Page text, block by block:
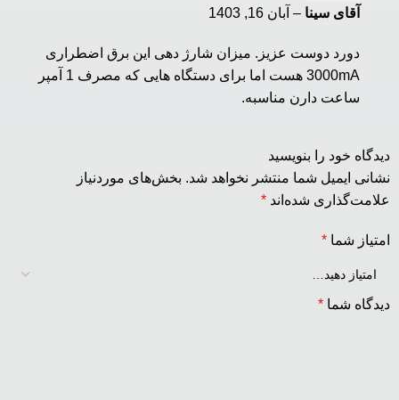
آقای سینا – آبان 16, 1403
دورد دوست عزیز. میزان شارژ دهی این برق اضطراری
3000mA هست اما برای دستگاه هایی که مصرف 1 آمپر
ساعت دارن مناسبه.
دیدگاه خود را بنویسید
نشانی ایمیل شما منتشر نخواهد شد. بخش‌های موردنیاز
علامت‌گذاری شده‌اند *
امتیاز شما *
دیدگاه شما *